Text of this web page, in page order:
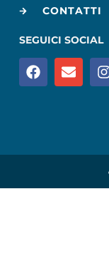
CONTATTI
SEGUICI SOCIAL